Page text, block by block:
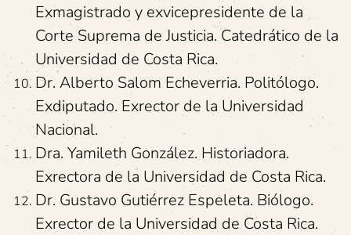
Exmagistrado y exvicepresidente de la
Corte Suprema de Justicia. Catedrático de la
Universidad de Costa Rica.
Dr. Alberto Salom Echeverria. Politólogo.
Exdiputado. Exrector de la Universidad
Nacional.
Dra. Yamileth González. Historiadora.
Exrectora de la Universidad de Costa Rica.
Dr. Gustavo Gutiérrez Espeleta. Biólogo.
Exrector de la Universidad de Costa Rica.